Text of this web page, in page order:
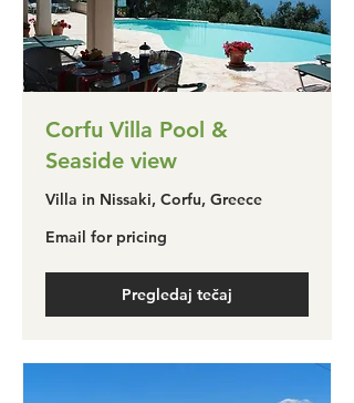
Corfu Villa Pool &
Seaside view
Villa in Nissaki, Corfu, Greece
Email
for
Email for pricing
Pregledaj tečaj